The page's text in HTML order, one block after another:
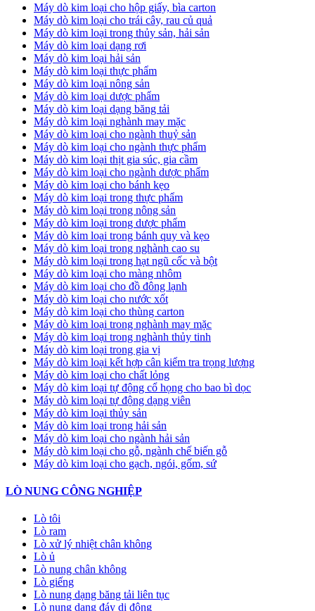
Máy dò kim loại cho hộp giấy, bìa carton
Máy dò kim loại cho trái cây, rau củ quả
Máy dò kim loại trong thủy sản, hải sản
Máy dò kim loại dạng rơi
Máy dò kim loại hải sản
Máy dò kim loại thực phẩm
Máy dò kim loại nông sản
Máy dò kim loại dược phẩm
Máy dò kim loại dạng băng tải
Máy dò kim loại nghành may mặc
Máy dò kim loại cho ngành thuỷ sản
Máy dò kim loại cho ngành thực phẩm
Máy dò kim loại thịt gia súc, gia cầm
Máy dò kim loại cho ngành dược phẩm
Máy dò kim loại cho bánh kẹo
Máy dò kim loại trong thực phẩm
Máy dò kim loại trong nông sản
Máy dò kim loại trong dược phẩm
Máy dò kim loại trong bánh quy và kẹo
Máy dò kim loại trong nghành cao su
Máy dò kim loại trong hạt ngũ cốc và bột
Máy dò kim loại cho màng nhôm
Máy dò kim loại cho đồ đông lạnh
Máy dò kim loại cho nước xốt
Máy dò kim loại cho thùng carton
Máy dò kim loại trong nghành may mặc
Máy dò kim loại trong nghành thủy tinh
Máy dò kim loại trong gia vị
Máy dò kim loại kết hợp cân kiểm tra trọng lượng
Máy dò kim loại cho chất lỏng
Máy dò kim loại tự động cổ họng cho bao bì dọc
Máy dò kim loại tự động dạng viên
Máy dò kim loại thủy sản
Máy dò kim loại trong hải sản
Máy dò kim loại cho ngành hải sản
Máy dò kim loại cho gỗ, ngành chế biến gỗ
Máy dò kim loại cho gạch, ngói, gốm, sứ
LÒ NUNG CÔNG NGHIỆP
Lò tôi
Lò ram
Lò xử lý nhiệt chân không
Lò ủ
Lò nung chân không
Lò giếng
Lò nung dạng băng tải liên tục
Lò nung dạng đáy di động